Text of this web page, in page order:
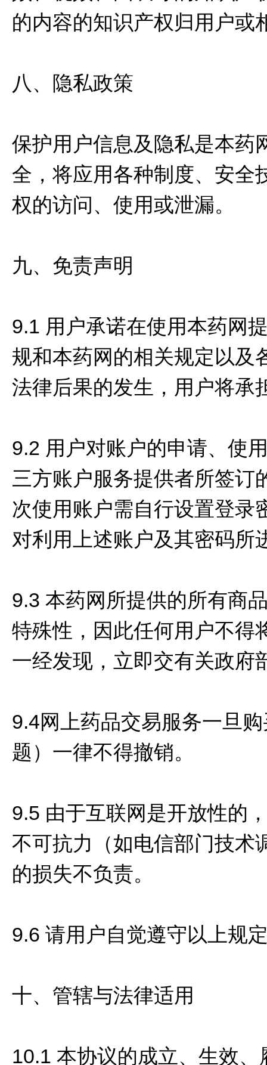
的内容的知识产权归用户或
八、隐私政策
保护用户信息及隐私是本药
全，将应用各种制度、安全
权的访问、使用或泄漏。
九、免责声明
9.1 用户承诺在使用本药网
规和本药网的相关规定以及
法律后果的发生，用户将承
9.2 用户对账户的申请、使
三方账户服务提供者所签订
次使用账户需自行设置登录
对利用上述账户及其密码所
9.3 本药网所提供的所有商
特殊性，因此任何用户不得
一经发现，立即交有关政府
9.4网上药品交易服务一旦
题）一律不得撤销。
9.5 由于互联网是开放性的
不可抗力（如电信部门技术
的损失不负责。
9.6 请用户自觉遵守以上规
十、管辖与法律适用
10.1 本协议的成立、生效